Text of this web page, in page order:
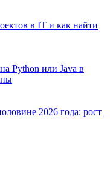
в IT и как найти
Python или Java в
2026 года: рост